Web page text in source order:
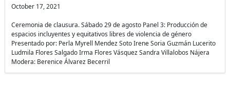
October 17, 2021
Ceremonia de clausura. Sábado 29 de agosto Panel 3: Producción de
espacios incluyentes y equitativos libres de violencia de género
Presentado por: Perla Myrell Mendez Soto Irene Soria Guzmán Lucerito
Ludmila Flores Salgado Irma Flores Vásquez Sandra Villalobos Nájera
Modera: Berenice Álvarez Becerril